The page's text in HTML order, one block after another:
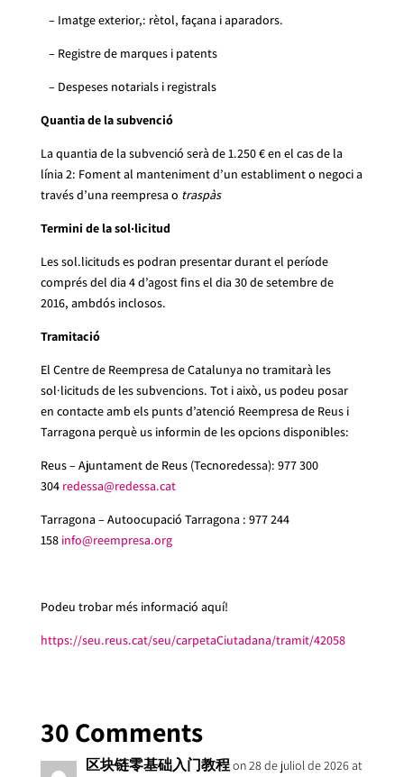
– Imatge exterior,: rètol, façana i aparadors.
– Registre de marques i patents
– Despeses notarials i registrals
Quantia de la subvenció
La quantia de la subvenció serà de 1.250 € en el cas de la
línia 2: Foment al manteniment d’un establiment o negoci a
través d’una reempresa o traspàs
Termini de la sol·licitud
Les sol.licituds es podran presentar durant el període
comprés del dia 4 d’agost fins el dia 30 de setembre de
2016, ambdós inclosos.
Tramitació
El Centre de Reempresa de Catalunya no tramitarà les
sol·licituds de les subvencions. Tot i això, us podeu posar
en contacte amb els punts d’atenció Reempresa de Reus i
Tarragona perquè us informin de les opcions disponibles:
Reus – Ajuntament de Reus (Tecnoredessa): 977 300
304 redessa@redessa.cat
Tarragona – Autoocupació Tarragona : 977 244
158 info@reempresa.org
Podeu trobar més informació aquí!
https://seu.reus.cat/seu/carpetaCiutadana/tramit/42058
30 Comments
区块链零基础入门教程on 28 de juliol de 2026 at